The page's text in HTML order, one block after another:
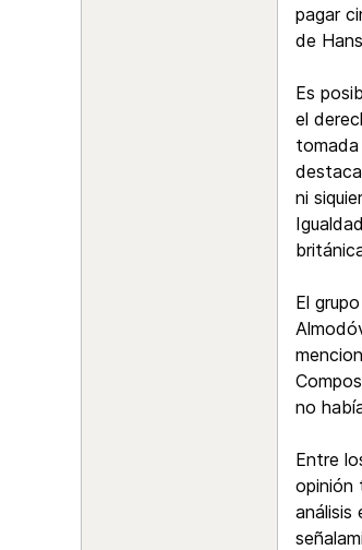
pagar
de
Es
el
ni
El
no
Entre
opinión
análisis